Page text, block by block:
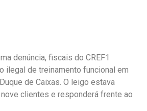
denúncia, fiscais do CREF1
ilegal de treinamento funcional em
de Caixas. O leigo estava
clientes e responderá frente ao